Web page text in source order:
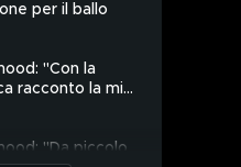
per il ballo
"Con la
racconto la mia
"Da piccolo